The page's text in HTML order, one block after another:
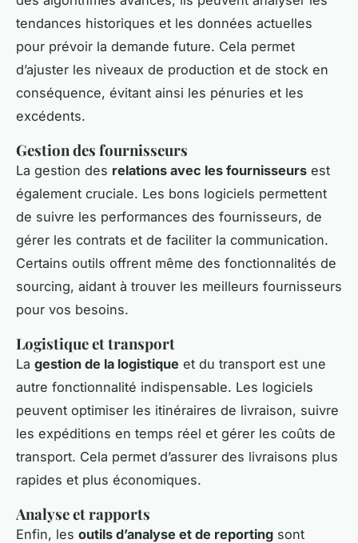
tendances historiques et les données actuelles
pour prévoir la demande future. Cela permet
d’ajuster les niveaux de production et de stock en
conséquence, évitant ainsi les pénuries et les
excédents.
Gestion des fournisseurs
La gestion des relations avec les fournisseurs est
également cruciale. Les bons logiciels permettent
de suivre les performances des fournisseurs, de
gérer les contrats et de faciliter la communication.
Certains outils offrent même des fonctionnalités de
sourcing, aidant à trouver les meilleurs fournisseurs
pour vos besoins.
Logistique et transport
La gestion de la logistique et du transport est une
autre fonctionnalité indispensable. Les logiciels
peuvent optimiser les itinéraires de livraison, suivre
les expéditions en temps réel et gérer les coûts de
transport. Cela permet d’assurer des livraisons plus
rapides et plus économiques.
Analyse et rapports
Enfin, les outils d’analyse et de reporting sont